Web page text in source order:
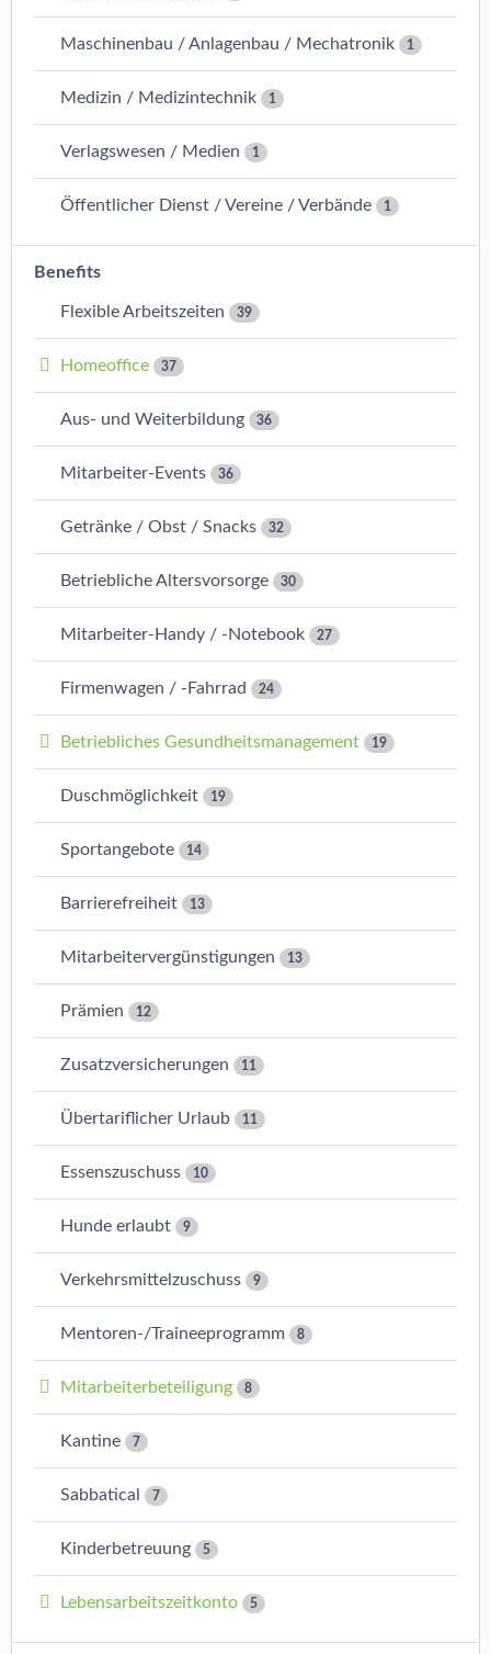
Maschinenbau / Anlagenbau / Mechatronik 1
Medizin / Medizintechnik 1
Verlagswesen / Medien 1
Öffentlicher Dienst / Vereine / Verbände 1
Benefits
Flexible Arbeitszeiten 39
Homeoffice 37
Aus- und Weiterbildung 36
Mitarbeiter-Events 36
Getränke / Obst / Snacks 32
Betriebliche Altersvorsorge 30
Mitarbeiter-Handy / -Notebook 27
Firmenwagen / -Fahrrad 24
Betriebliches Gesundheitsmanagement 19
Duschmöglichkeit 19
Sportangebote 14
Barrierefreiheit 13
Mitarbeitervergünstigungen 13
Prämien 12
Zusatzversicherungen 11
Übertariflicher Urlaub 11
Essenszuschuss 10
Hunde erlaubt 9
Verkehrsmittelzuschuss 9
Mentoren-/Traineeprogramm 8
Mitarbeiterbeteiligung 8
Kantine 7
Sabbatical 7
Kinderbetreuung 5
Lebensarbeitszeitkonto 5